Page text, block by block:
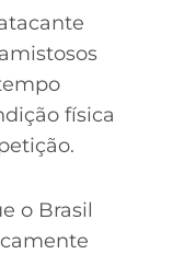
física
o Brasil